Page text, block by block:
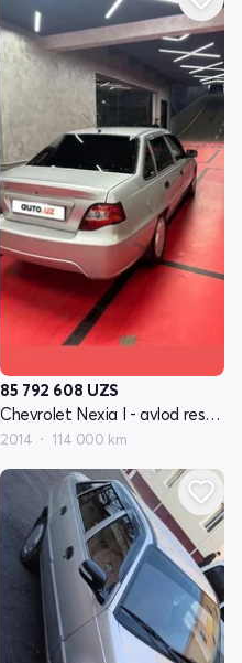
85 792 608 UZS
Chevrolet Nexia I - avlod restayling
2014 114 000 km